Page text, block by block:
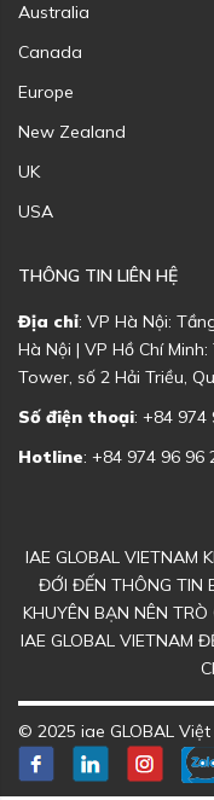
Australia
Canada
Europe
New Zealand
UK
USA
THÔNG TIN LIÊN HỆ
Địa chỉ: VP Hà Nội:
Hà Nội | VP Hồ Chí
Tower, số 2 Hải Triều,
Số điện thoại: +84 974
Hotline: +84 974 96 96
IAE GLOBAL VIETNAM
ĐỚI ĐẾN THÔNG TIN
KHUYÊN BẠN NÊN
IAE GLOBAL VIETNAM
© 2025 iae GLOBAL Việt